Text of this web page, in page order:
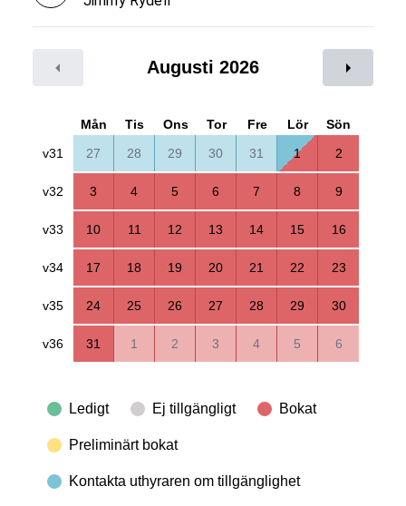
Augusti 2026
Mån Tis Ons Tor Fre Lör
Sön
v31
27 28 29 30 31 1 2
v32 3 4 5 6 7 8 9
v33 10 11 12 13 14 15 16
v34 17 18 19 20 21 22 23
v35 24 25 26 27 28 29 30
v36 31 1 2 3 4 5 6
Ledigt Ej tillgängligt Bokat
Preliminärt bokat
Kontakta uthyraren om tillgänglighet